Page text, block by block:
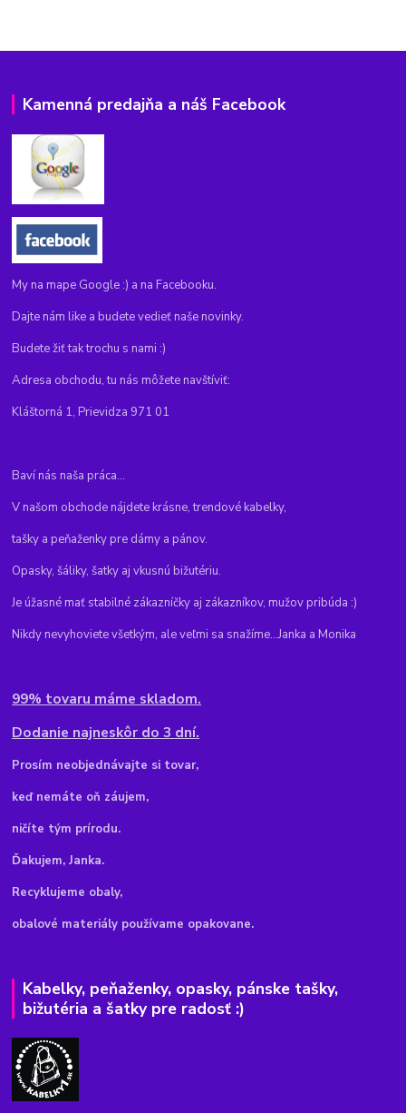
Kamenná predajňa a náš Facebook
My na mape Google :) a na Facebooku.
Dajte nám like a budete vedieť naše novinky.
Budete žiť tak trochu s nami :)
Adresa obchodu, tu nás môžete navštíviť:
Kláštorná 1, Prievidza 971 01
Baví nás naša práca...
V našom obchode nájdete krásne, trendové kabelky,
tašky a peňaženky pre dámy a pánov.
Opasky, šáliky, šatky aj vkusnú bižutériu.
Je úžasné mať stabilné zákazníčky aj zákazníkov, mužov pribúda :)
Nikdy nevyhoviete všetkým, ale veľmi sa snažíme...Janka a Monika
99% tovaru máme skladom.
Dodanie najneskôr do 3 dní.
Prosím neobjednávajte si tovar,
keď nemáte oň záujem,
ničíte tým prírodu.
Ďakujem, Janka.
Recyklujeme obaly,
obalové materiály používame opakovane.
Kabelky, peňaženky, opasky, pánske tašky,
bižutéria a šatky pre radosť :)